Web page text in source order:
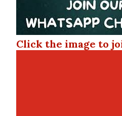
Click the image to